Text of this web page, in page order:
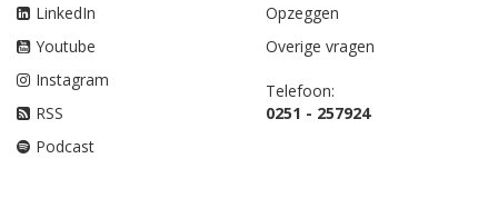
LinkedIn
Youtube
Instagram
RSS
Podcast
Opzeggen
Overige vragen
Telefoon:
0251 - 257924